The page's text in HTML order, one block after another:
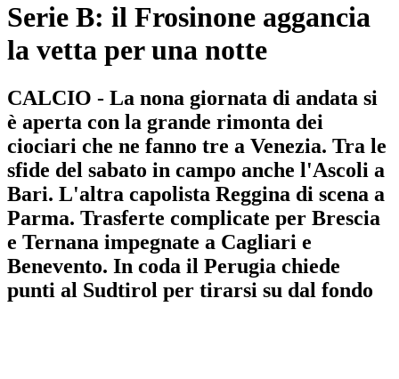
Serie B: il Frosinone aggancia
la vetta per una notte
CALCIO - La nona giornata di andata si
è aperta con la grande rimonta dei
ciociari che ne fanno tre a Venezia. Tra le
sfide del sabato in campo anche l'Ascoli a
Bari. L'altra capolista Reggina di scena a
Parma. Trasferte complicate per Brescia
e Ternana impegnate a Cagliari e
Benevento. In coda il Perugia chiede
punti al Sudtirol per tirarsi su dal fondo